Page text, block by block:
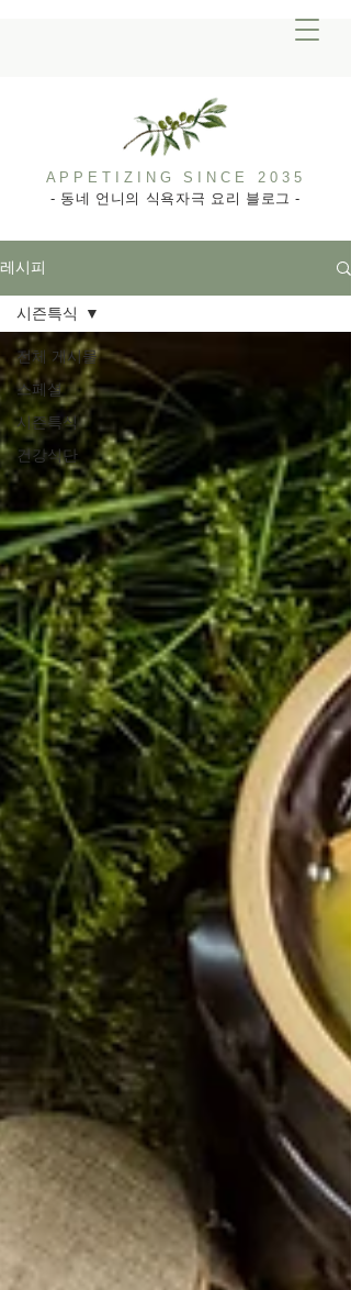
APPETIZING SINCE 2035
- 동네 언니의 식욕자극 요리 블로그 -
레시피
전체 게시물
스페셜
시즌특식
건강식단
시즌특식